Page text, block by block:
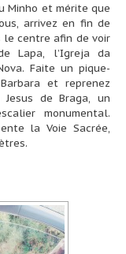
Minho et mérite que
arrivez en fin de
le centre afin de voir
Lapa, l’Igreja da
Faite un pique-
et reprenez
de Braga, un
monumental.
la Voie Sacrée,